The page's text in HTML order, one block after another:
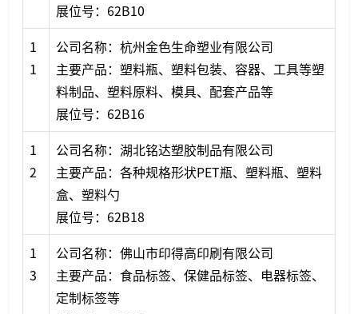
展位号：62B10
1
1
公司名称：杭州金色生命塑业有限公司
主要产品：塑料瓶、塑料包装、容器、工具等塑
料制品、塑料原料、模具、配套产品等
展位号：62B16
1
2
公司名称：湖北铭达塑胶制品有限公司
主要产品：各种规格形状PET瓶、塑料瓶、塑料
盒、塑料勺
展位号：62B18
1
3
公司名称：佛山市印得高印刷有限公司
主要产品：食品标签、保健品标签、电器标签、
定制标签等